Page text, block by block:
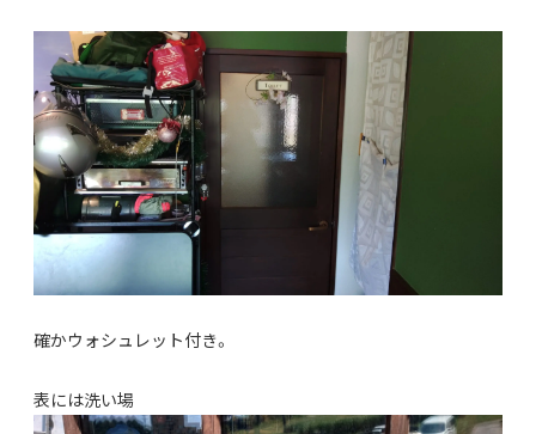
確かウォシュレット付き。
表には洗い場